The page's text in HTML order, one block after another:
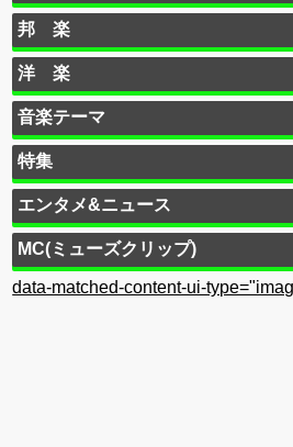
邦 楽
洋 楽
音楽テーマ
特集
エンタメ&ニュース
MC(ミューズクリップ)
data-matched-content-ui-